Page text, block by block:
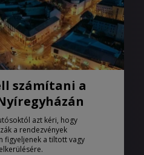
számítani a
azt kéri, hogy
a rendezvények
figyeljenek a tiltott vagy